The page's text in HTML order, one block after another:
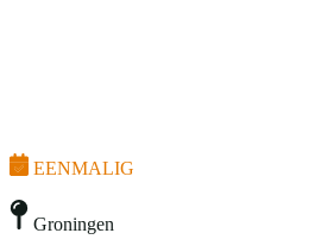
EENMALIG
Groningen